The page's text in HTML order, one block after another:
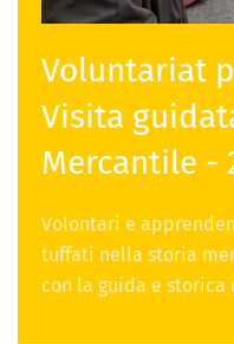
Voluntariat
Visita
Mercantile -
Volontari e
tuffati nella storia
con la guida e storica